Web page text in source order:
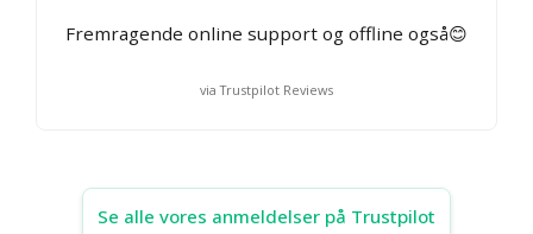
Fremragende online support og offline også😊
via Trustpilot Reviews
Se alle vores anmeldelser på Trustpilot